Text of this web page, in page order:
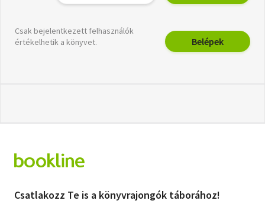
Csak bejelentkezett felhasználók
értékelhetik a könyvet.
Belépek
Csatlakozz Te is a könyvrajongók táborához!